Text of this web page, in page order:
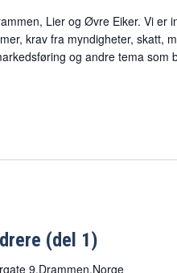
Lier og Øvre Eiker. Vi er
krav fra myndigheter, skatt,
og andre tema som
(del 1)
9,Drammen,Norge